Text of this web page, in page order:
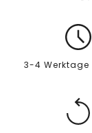
3-4 Werktage